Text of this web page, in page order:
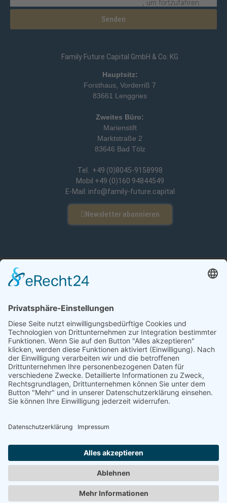
, um fortzufahren.
Senden
Family Future Capital GmbH & Co. KG
Hauptsitz:
Forsthaus, Vorderriß 7
83661 Lenggries
Zweites Büro:
Marienstift
Marktstraße 2
83646 Bad Tölz
Tel. +49 (0)8045-9158998
Mobil +49 (0)160 94844549
E-Mail: info@family-future.capital
Newsletter abonnieren
Impressum Cookie-Einstellungen
Eine Webseite von Pfeiffer-IT
Newsletter erhalten
Vorname
Nachname
E-Mail-Adresse
Hiermit akzeptiere ich die Datenschutzbestimmungen